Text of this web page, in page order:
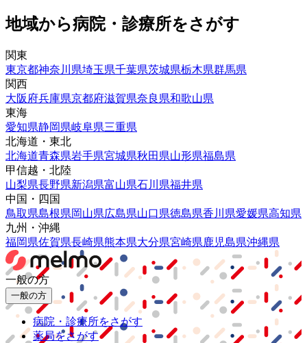
地域から病院・診療所をさがす
関東
東京都神奈川県埼玉県千葉県茨城県栃木県群馬県
関西
大阪府兵庫県京都府滋賀県奈良県和歌山県
東海
愛知県静岡県岐阜県三重県
北海道・東北
北海道青森県岩手県宮城県秋田県山形県福島県
甲信越・北陸
山梨県長野県新潟県富山県石川県福井県
中国・四国
鳥取県島根県岡山県広島県山口県徳島県香川県愛媛県高知県
九州・沖縄
福岡県佐賀県長崎県熊本県大分県宮崎県鹿児島県沖縄県
一般の方
一般の方
病院・診療所をさがす
薬局をさがす